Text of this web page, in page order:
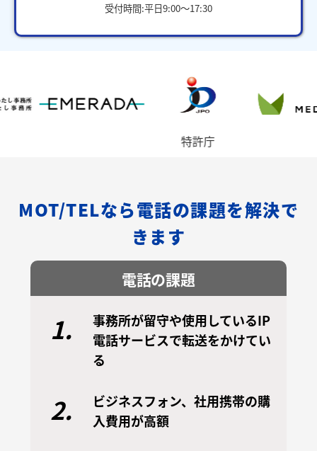
受付時間:平日9:00～17:30
特許庁
MOT/TELなら電話の課題を解決で
きます
電話の課題
1.
事務所が留守や使用しているIP
電話サービスで転送をかけてい
る
2.
ビジネスフォン、社用携帯の購
入費用が高額